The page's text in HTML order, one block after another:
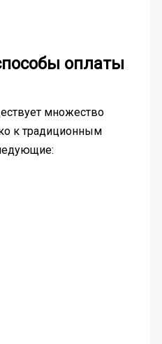
оплаты
множество
к традиционным